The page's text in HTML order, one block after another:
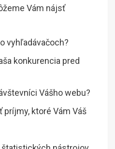
Vám nájsť
vyhľadávačoch?
konkurencia pred
Vášho webu?
ktoré Vám Váš